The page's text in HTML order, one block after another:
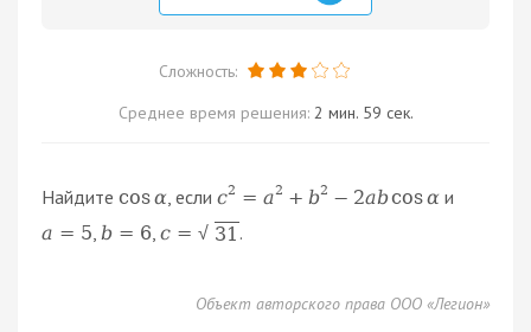
Сложность:
Среднее время решения: 2 мин. 59 сек.
Найдите cosα, если c2 = a2 + b2 − 2abcosα и
a = 5 b = 6 ,c = √ 31 .
Объект авторского права ООО «Легион»